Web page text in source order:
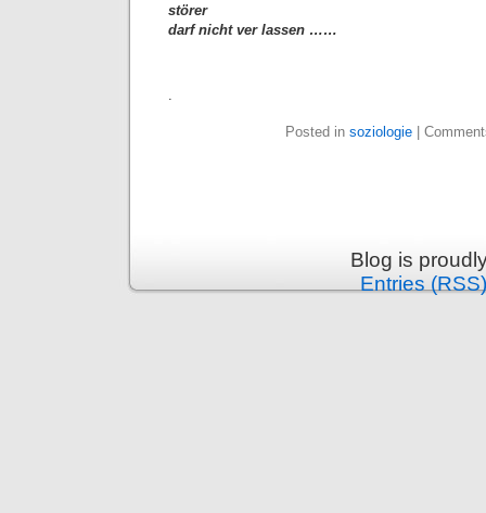
störer
darf nicht ver lassen ……
.
Posted in soziologie|
Blog is
Entries (RSS)